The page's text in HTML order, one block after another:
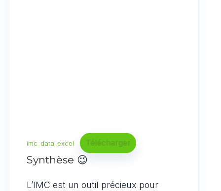
imc_data_excel Télécharger
Synthèse 😉
L’IMC est un outil précieux pour